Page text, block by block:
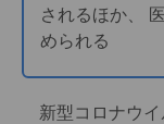
されるほか、
められる
新型コロナウイ